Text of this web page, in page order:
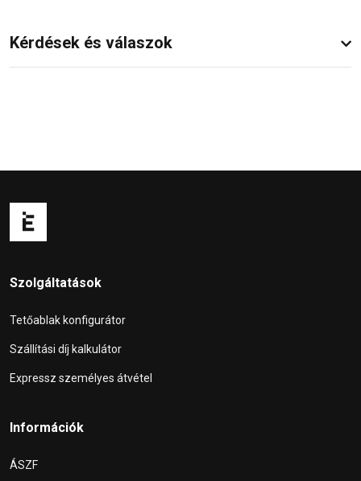
Kérdések és válaszok
Szolgáltatások
Tetőablak konfigurátor
Szállítási díj kalkulátor
Expressz személyes átvétel
Információk
ÁSZF